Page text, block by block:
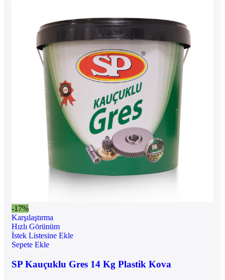
-17%
Karşılaştırma
Hızlı Görünüm
İstek Listesine Ekle
Sepete Ekle
SP Kauçuklu Gres 14 Kg Plastik Kova